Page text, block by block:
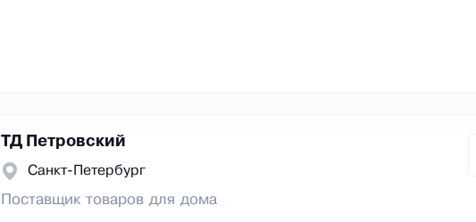
ТД Петровский
Санкт-Петербург
Поставщик товаров для дома